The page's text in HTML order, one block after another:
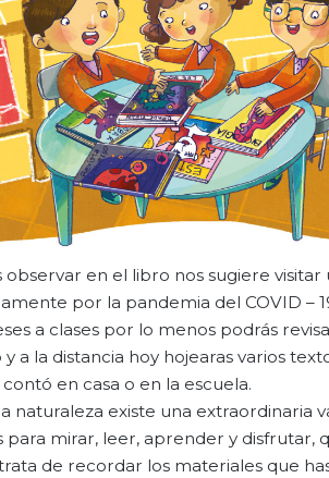
observar en el libro nos sugiere
por la pandemia del COVID –
a clases por lo menos podrás
a la distancia hoy hojearas varios
en casa o en la escuela.
naturaleza existe una extraordinaria
para mirar, leer, aprender y disfrutar,
de recordar los materiales que